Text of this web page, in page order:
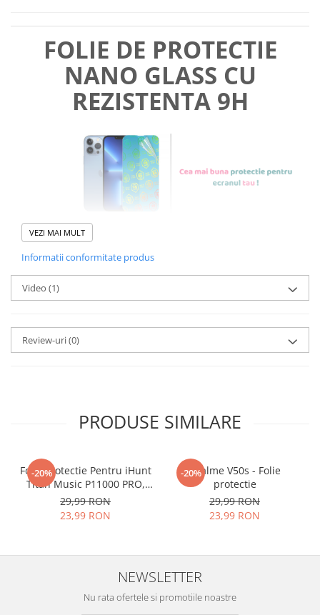
FOLIE DE PROTECTIE
NANO GLASS CU
REZISTENTA 9H
Foliile noastre sunt
tu.
Materialul folosit in
esteNano Glass flexibil.
AcestagaranteazacaNU SE
SPARGE in mii de cioburi
ascutite si periculoase.
zgarieturi si spargere, ci si
INTARESTE ecranul!
Folia avand rezistenta 9H la
VEZI MAI MULT
Informatii conformitate produs
Video (1)
Review-uri(0)
PRODUSE SIMILARE
-20%
Folie Protectie Pentru iHunt
Titan Music P11000 PRO,
VDOO
29,99 RON
23,99 RON
-20%
Realme V50s - Folie
protectie
29,99 RON
23,99 RON
NEWSLETTER
Nu rata ofertele si promotiile noastre